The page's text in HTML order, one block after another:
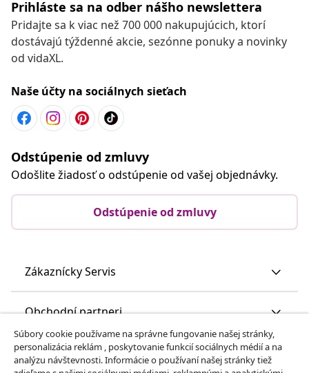
Prihláste sa na odber nášho newslettera
Pridajte sa k viac než 700 000 nakupujúcich, ktorí
dostávajú týždenné akcie, sezónne ponuky a novinky
od vidaXL.
Naše účty na sociálnych sieťach
Odstúpenie od zmluvy
Odošlite žiadosť o odstúpenie od vašej objednávky.
Odstúpenie od zmluvy
Zákaznícky Servis
Obchodní partneri
vidaXL
Súbory cookie používame na správne fungovanie našej stránky,
personalizácia reklám , poskytovanie funkcií sociálnych médií a na
analýzu návštevnosti. Informácie o používaní našej stránky tiež